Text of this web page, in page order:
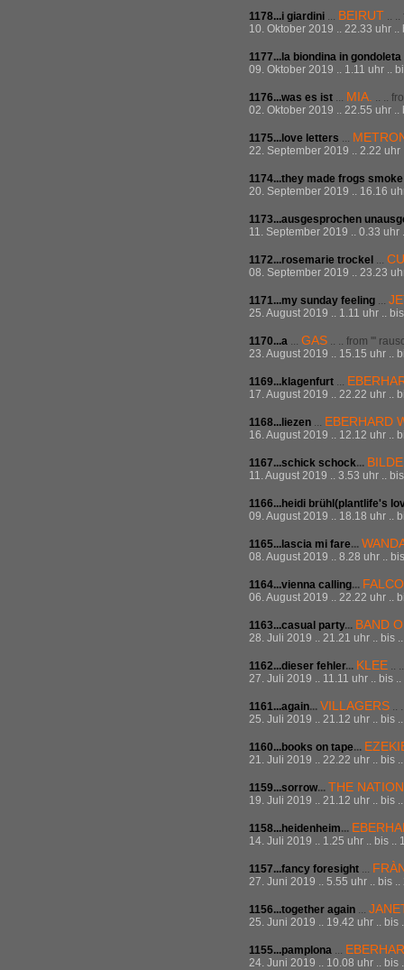
1178...i giardini ... BEIRUT ..
10. Oktober 2019 .. 22.33 uhr
1177...la biondina in gondoleta
09. Oktober 2019 .. 1.11 uhr ..
1176...was es ist ... MIA. .. ..
02. Oktober 2019 .. 22.55 uhr
1175...love letters ...
22. September 2019 .. 2.22
1174...they made frogs
20. September 2019 .. 16.16
1173...ausgesprochen
11. September 2019 .. 0.33
1172...rosemarie trockel ...
08. September 2019 .. 23.23
1171...my sunday feeling ...
25. August 2019 .. 1.11 uhr ..
1170...a ... GAS .. .. from '''
23. August 2019 .. 15.15 uhr ..
1169...klagenfurt ...
17. August 2019 .. 22.22 uhr ..
1168...liezen ... EBERHARD
16. August 2019 .. 12.12 uhr ..
1167...schick schock...
11. August 2019 .. 3.53 uhr ..
1166...heidi brühl(plantlife's
09. August 2019 .. 18.18 uhr ..
1165...lascia mi fare...
08. August 2019 .. 8.28 uhr ..
1164...vienna calling... FALCO
06. August 2019 .. 22.22 uhr ..
1163...casual party... BAND
28. Juli 2019 .. 21.21 uhr .. bis
1162...dieser fehler... KLEE ..
27. Juli 2019 .. 11.11 uhr .. bis
1161...again... VILLAGERS ..
25. Juli 2019 .. 21.12 uhr .. bis
1160...books on tape...
21. Juli 2019 .. 22.22 uhr .. bis
1159...sorrow... THE
19. Juli 2019 .. 21.12 uhr .. bis
1158...heidenheim...
14. Juli 2019 .. 1.25 uhr .. bis ..
1157...fancy foresight ...
27. Juni 2019 .. 5.55 uhr .. bis
1156...together again ...
25. Juni 2019 .. 19.42 uhr .. bis
1155...pamplona ...
24. Juni 2019 .. 10.08 uhr ..